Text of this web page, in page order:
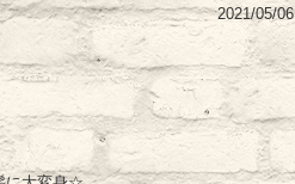
2021/05/06